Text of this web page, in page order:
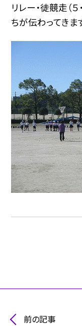
リレー・徒競走（
ちが伝わってきま
前の記事